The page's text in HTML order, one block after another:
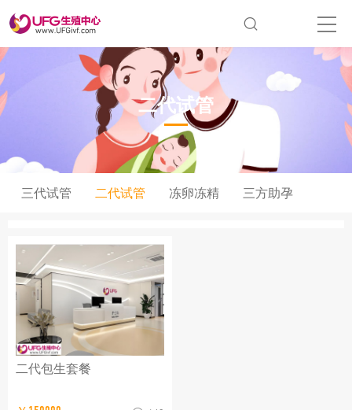
二代试管
三代试管 二代试管 冻卵冻精 三方助孕
二代包生套餐